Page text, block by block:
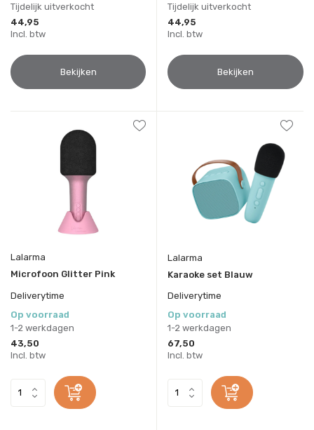
Tijdelijk uitverkocht
44,95
Incl. btw
Bekijken
Tijdelijk uitverkocht
44,95
Incl. btw
Bekijken
Lalarma
Microfoon Glitter Pink
Deliverytime
Op voorraad
1-2 werkdagen
43,50
Incl. btw
Lalarma
Karaoke set Blauw
Deliverytime
Op voorraad
1-2 werkdagen
67,50
Incl. btw